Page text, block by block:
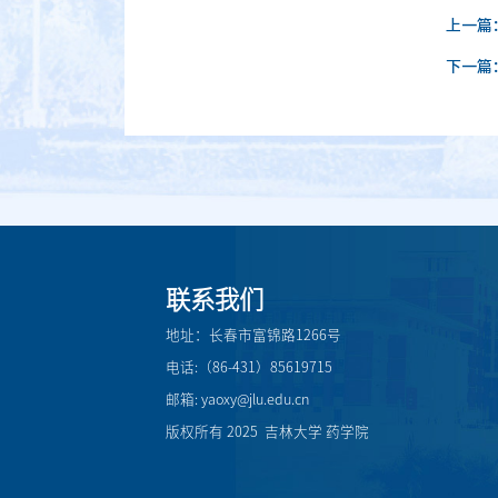
上一篇
下一篇
联系我们
地址：长春市富锦路1266号
电话:（86-431）85619715
邮箱: yaoxy@jlu.edu.cn
版权所有 2025 吉林大学 药学院